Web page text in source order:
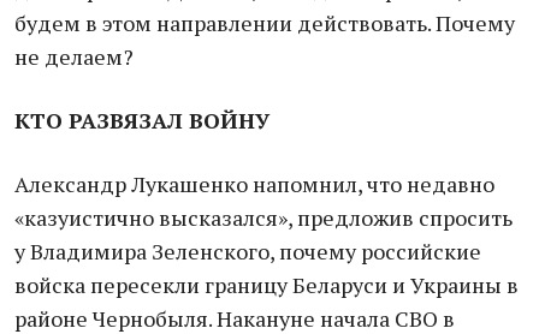
будем в этом направлении действовать. Почему
не делаем?
КТО РАЗВЯЗАЛ ВОЙНУ
Александр Лукашенко напомнил, что недавно
«казуистично высказался», предложив спросить
у Владимира Зеленского, почему российские
войска пересекли границу Беларуси и Украины в
районе Чернобыля. Накануне начала СВО в